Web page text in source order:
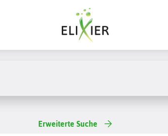
Erweiterte Suche